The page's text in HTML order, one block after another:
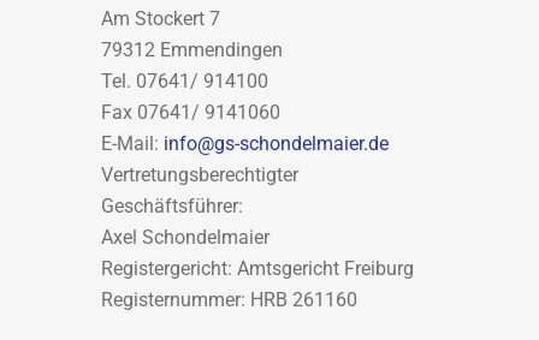
Am Stockert 7
79312 Emmendingen
Tel. 07641/ 914100
Fax 07641/ 9141060
E-Mail: info@gs-schondelmaier.de
Vertretungsberechtigter
Geschäftsführer:
Axel Schondelmaier
Registergericht: Amtsgericht Freiburg
Registernummer: HRB 261160